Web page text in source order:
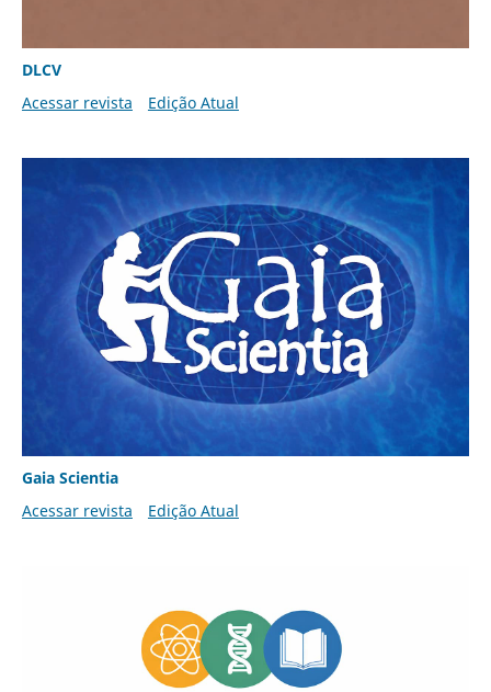
DLCV
Acessar revista
Edição Atual
Gaia Scientia
Acessar revista
Edição Atual